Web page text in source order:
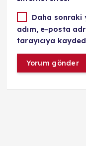
Daha sonraki
adım, e-posta
tarayıcıya